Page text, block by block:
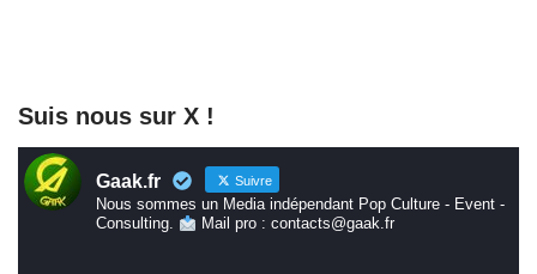
Suis nous sur X !
Gaak.fr Suivre
Nous sommes un Media indépendant Pop Culture - Event -
Consulting.
Mail pro : contacts@gaak.fr